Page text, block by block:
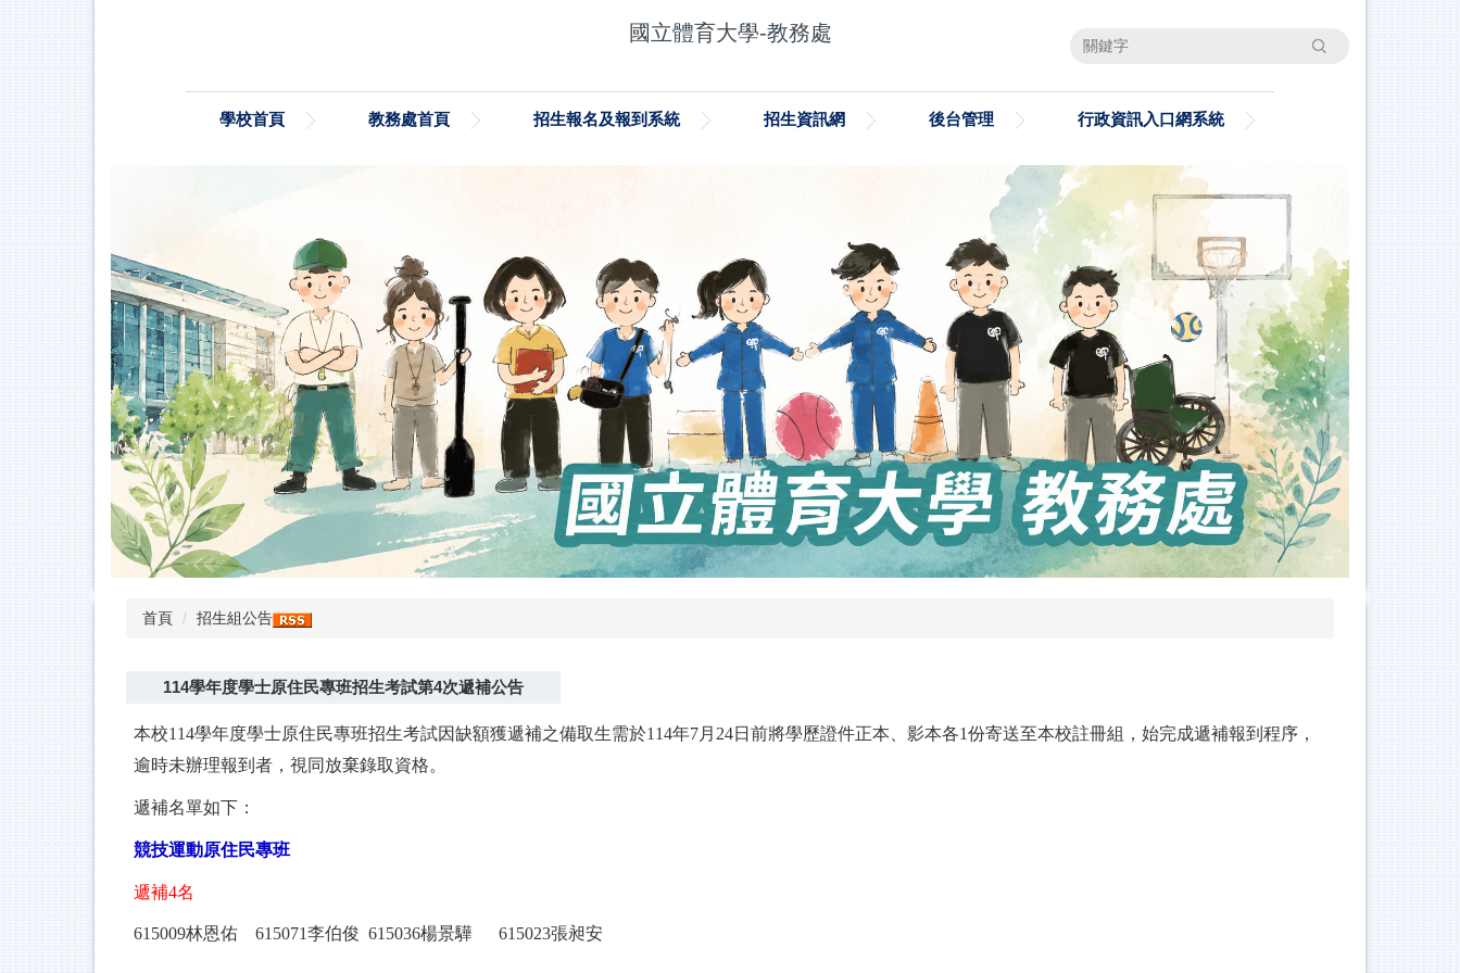
國立體育大學-教務處
搜尋
學校首頁 教務處首頁 招生報名及報到系統 招生資訊網 後台管理 行政資訊入口網系統
首頁 招生組公告
114學年度學士原住民專班招生考試第4次遞補公告
本校114學年度學士原住民專班招生考試因缺額獲遞補之備取生需於114年7月24日前將學歷證件正本、影本各1份寄送至本校註冊組，始完成遞補報到程序，
逾時未辦理報到者，視同放棄錄取資格。
遞補名單如下：
競技運動原住民專班
遞補4名
615009林恩佑 615071李伯俊 615036楊景驊 615023張昶安